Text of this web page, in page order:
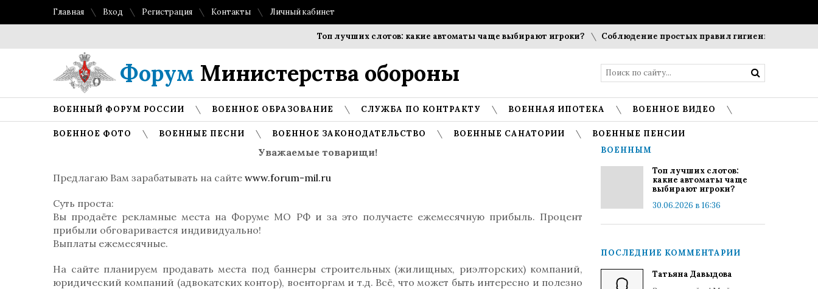
Главная Вход Регистрация Контакты Личный кабинет
Топ лучших слотов: какие автоматы чаще выбирают игроки? Соблюдение простых правил гигиены помогает
Форум Министерства обороны
ВОЕННЫЙ ФОРУМ РОССИИ ВОЕННОЕ ОБРАЗОВАНИЕ СЛУЖБА ПО КОНТРАКТУ ВОЕННАЯ ИПОТЕКА ВОЕННОЕ ВИДЕО
ВОЕННОЕ ФОТО ВОЕННЫЕ ПЕСНИ ВОЕННОЕ ЗАКОНОДАТЕЛЬСТВО ВОЕННЫЕ САНАТОРИИ ВОЕННЫЕ ПЕНСИИ
Уважаемые товарищи!
Предлагаю Вам зарабатывать на сайте www.forum-mil.ru
Суть проста:
Вы продаёте рекламные места на Форуме МО РФ и за это получаете ежемесячную прибыль. Процент
прибыли обговаривается индивидуально!
Выплаты ежемесячные.
На сайте планируем продавать места под баннеры строительных (жилищных, риэлторских) компаний,
юридический компаний (адвокатских контор), военторгам и т.д. Всё, что может быть интересно и полезно
ВОЕННЫМ
Топ лучших слотов:
какие автоматы чаще
выбирают игроки?
30.06.2026 в 16:36
ПОСЛЕДНИЕ КОММЕНТАРИИ
Татьяна Давыдова